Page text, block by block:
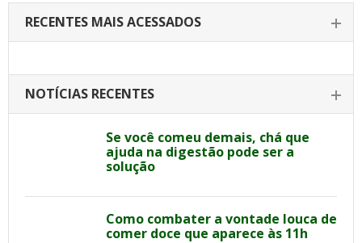
RECENTES MAIS ACESSADOS
NOTÍCIAS RECENTES
Se você comeu demais, chá que
ajuda na digestão pode ser a
solução
Como combater a vontade louca de
comer doce que aparece às 11h